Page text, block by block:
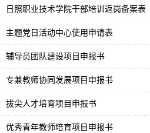
日照职业技术学院干部培训返岗备案表
主题党日活动中心使用申请表
辅导员团队建设项目申报书
专兼教师协同发展项目申报书
拔尖人才培育项目申报书
优秀青年教师培育项目申报书